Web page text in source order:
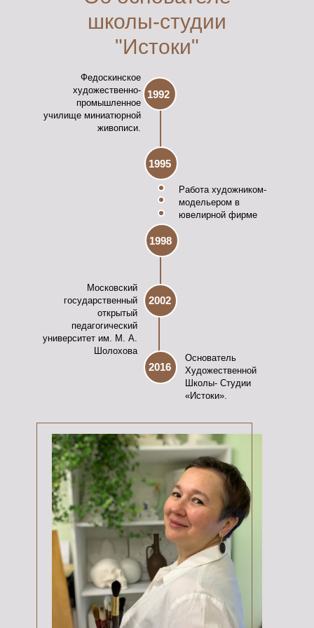
Федоскинское
художественно-
промышленное
училище миниатюрной
живописи.
школы-студии
"Истоки"
1992
2002
Московский
государственный
открытый
педагогический
университет им. М. А.
Шолохова
1995
1998
Работа художником-
модельером в
ювелирной фирме
2016
Основатель
Художественной
Школы- Студии
«Истоки».